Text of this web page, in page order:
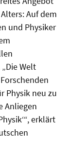
Auf dem
und Physiker
Welt
Physik neu zu
Anliegen
erklärt